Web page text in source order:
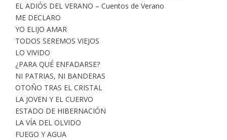
EL ADIÓS DEL VERANO – Cuentos de Verano
ME DECLARO
YO ELIJO AMAR
TODOS SEREMOS VIEJOS
LO VIVIDO
¿PARA QUÉ ENFADARSE?
NI PATRIAS, NI BANDERAS
OTOÑO TRAS EL CRISTAL
LA JOVEN Y EL CUERVO
ESTADO DE HIBERNACIÓN
LA VÍA DEL OLVIDO
FUEGO Y AGUA